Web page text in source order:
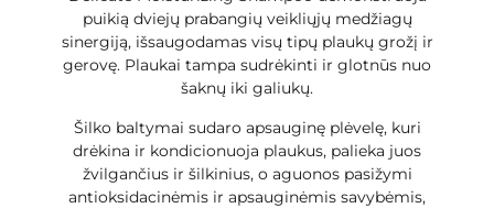
puikią dviejų prabangių veikliųjų medžiagų
sinergiją, išsaugodamas visų tipų plaukų grožį ir
gerovę. Plaukai tampa sudrėkinti ir glotnūs nuo
šaknų iki galiukų.
Šilko baltymai sudaro apsauginę plėvelę, kuri
drėkina ir kondicionuoja plaukus, palieka juos
žvilgančius ir šilkinius, o aguonos pasižymi
antioksidacinėmis ir apsauginėmis savybėmis,